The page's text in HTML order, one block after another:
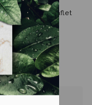
Leaflet